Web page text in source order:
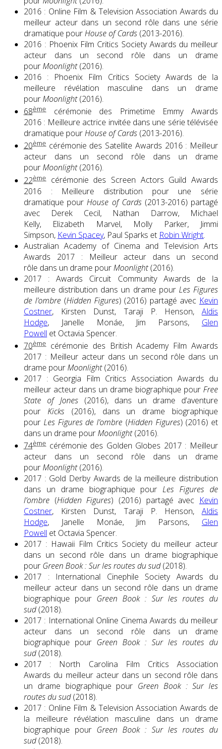
2016 : Online Film & Television Association Awards du
meilleur acteur dans un second rôle dans une série
dramatique pourHouse of Cards (2013-2016).
2016 : Phoenix Film Critics Society Awards du meilleur
acteur dans un second rôle dans un drame
pourMoonlight(2016).
2016 : Phoenix Film Critics Society Awards de la
meilleure révélation masculine dans un drame
pourMoonlight(2016).
68ème
cérémonie des Primetime Emmy Awards
2016 : Meilleure actrice invitée dans une série télévisée
dramatique pourHouse of Cards (2013-2016).
20ème cérémonie des Satellite Awards 2016 : Meilleur
acteur dans un second rôle dans un drame
pourMoonlight(2016).
22ème
cérémonie des Screen Actors Guild Awards
2016 : Meilleure distribution pour une série
dramatique pourHouse of Cards(2013-2016) partagé
avec Derek Cecil, Nathan Darrow, Michael
Kelly, Elizabeth Marvel, Molly Parker, Jimmi
Simpson, Kevin Spacey, Paul Sparks et Robin Wright.
Australian Academy of Cinema and Television Arts
Awards 2017 : Meilleur acteur dans un second
rôle dans un drame pourMoonlight(2016).
2017 : Awards Circuit Community Awards de la
meilleure distribution dans un drame pour Les Figures
de l’ombre(Hidden Figures) (2016) partagé avec Kevin
Costner, Kirsten Dunst, Taraji P. Henson, Aldis
Hodge, Janelle Monáe, Jim Parsons, Glen
Powell et Octavia Spencer.
70ème
cérémonie des British Academy Film Awards
2017 : Meilleur acteur dans un second rôle dans un
drame pourMoonlight(2016).
2017 : Georgia Film Critics Association Awards du
meilleur acteur dans un drame biographique pour Free
State of Jones (2016), dans un drame d’aventure
pour Kicks(2016), dans un drame biographique
pour Les Figures de l’ombre (Hidden Figures) (2016) et
dans un drame pourMoonlight(2016).
74ème cérémonie des Golden Globes 2017 : Meilleur
acteur dans un second rôle dans un drame
pourMoonlight(2016).
2017 : Gold Derby Awards de la meilleure distribution
dans un drame biographique pourLes Figures de
l’ombre (Hidden Figures) (2016) partagé avec Kevin
Costner, Kirsten Dunst, Taraji P. Henson, Aldis
Hodge, Janelle Monáe, Jim Parsons, Glen
Powell et Octavia Spencer.
2017 : Hawaii Film Critics Society du meilleur acteur
dans un second rôle dans un drame biographique
pour Green Book : Sur les routes du sud(2018).
2017 : International Cinephile Society Awards du
meilleur acteur dans un second rôle dans un drame
biographique pour Green Book : Sur les routes du
sud(2018).
2017 : International Online Cinema Awards du meilleur
acteur dans un second rôle dans un drame
biographique pour Green Book : Sur les routes du
sud(2018).
2017 : North Carolina Film Critics Association
Awards du meilleur acteur dans un second rôle dans
un drame biographique pour Green Book : Sur les
routes du sud(2018).
2017 : Online Film & Television Association Awards de
la meilleure révélation masculine dans un drame
biographique pour Green Book : Sur les routes du
sud(2018).